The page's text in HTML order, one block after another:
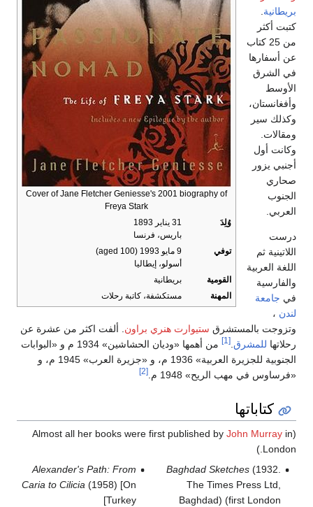
Cover of Jane Fletcher Geniesse's 2001 biography of
Freya Stark
وُلِدَ
31 يناير 1893
باريس، فرنسا
توفي
9 مايو 1993
(aged 100)
أسولو، إيطاليا
القومية
بريطانية
المهنة
مستكشفة، كاتبة رحلات
بريطانية
كتبت أكثر
من 25 كتاب
عن أسفارها
في الشرق
الأوسط
وأفغانستان،
وكذلك سير
ومقالات.
وكانت أول
أجنبي يزور
صحاري
الجنوب
العربي.
درست
اللاتينية ثم
اللغة العربية
والفارسية
في جامعة
لندن ،
وتزوجت بالمستشرق ستيوارت هنري براون . ألفت اكثر من عشرة عن
رحلاتها للمشرق [1]
من أهمها «وديان الحشاشين» 1934 م و «البوابات
الجنوبية للجزيرة العربية» 1936 م، و «جزيرة العرب» 1945 م، و
«فرساوس في مهب الريح» 1948 م.
[2]
كتاباتها
(Almost all her books were first published by
John Murray in
London.)
Baghdad Sketches(1932.
The Times Press Ltd,
Baghdad) (first London
Alexander's Path: From
Caria to Cilicia(1958) [On
Turkey]